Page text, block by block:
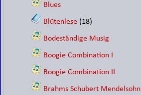
Blues
Blütenlese (18)
Bodeständige Musig
Boogie Combination I
Boogie Combination II
Brahms Schubert Mendelsohn